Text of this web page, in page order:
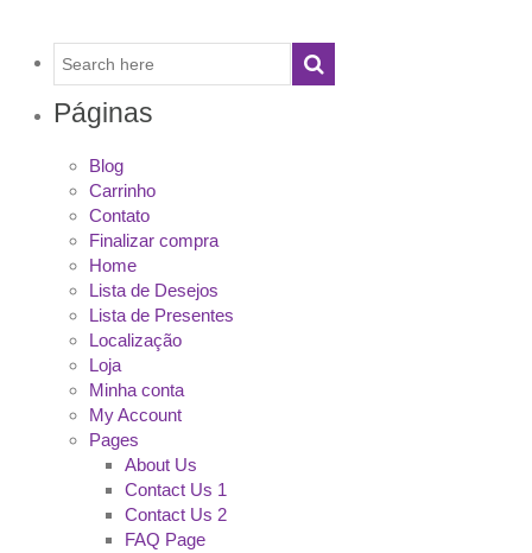
Páginas
Blog
Carrinho
Contato
Finalizar compra
Home
Lista de Desejos
Lista de Presentes
Localização
Loja
Minha conta
My Account
Pages
About Us
Contact Us 1
Contact Us 2
FAQ Page